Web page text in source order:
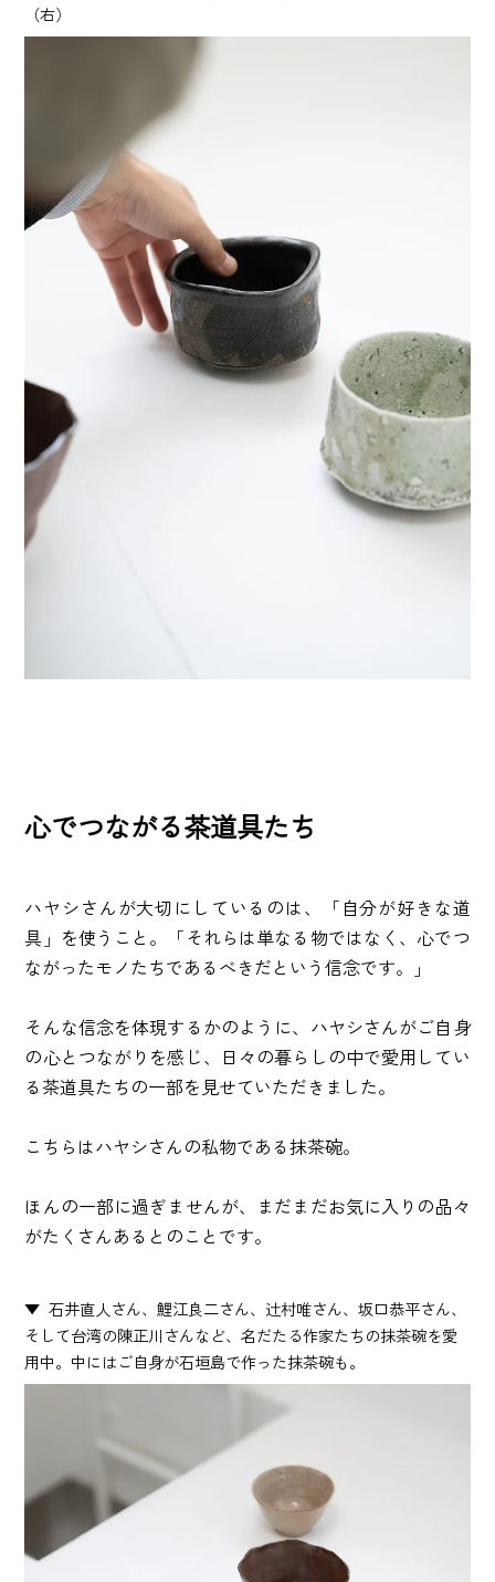
（右）
心でつながる茶道具たち
ハヤシさんが大切にしているのは、「自分が好きな道
具」を使うこと。「それらは単なる物ではなく、心でつ
ながったモノたちであるべきだという信念です。」
そんな信念を体現するかのように、ハヤシさんがご自身
の心とつながりを感じ、日々の暮らしの中で愛用してい
る茶道具たちの一部を見せていただきました。
こちらはハヤシさんの私物である抹茶碗。
ほんの一部に過ぎませんが、まだまだお気に入りの品々
がたくさんあるとのことです。
石井直人さん、鯉江良二さん、辻村唯さん、坂口恭平さん、
そして台湾の陳正川さんなど、名だたる作家たちの抹茶碗を愛
用中。中にはご自身が石垣島で作った抹茶碗も。